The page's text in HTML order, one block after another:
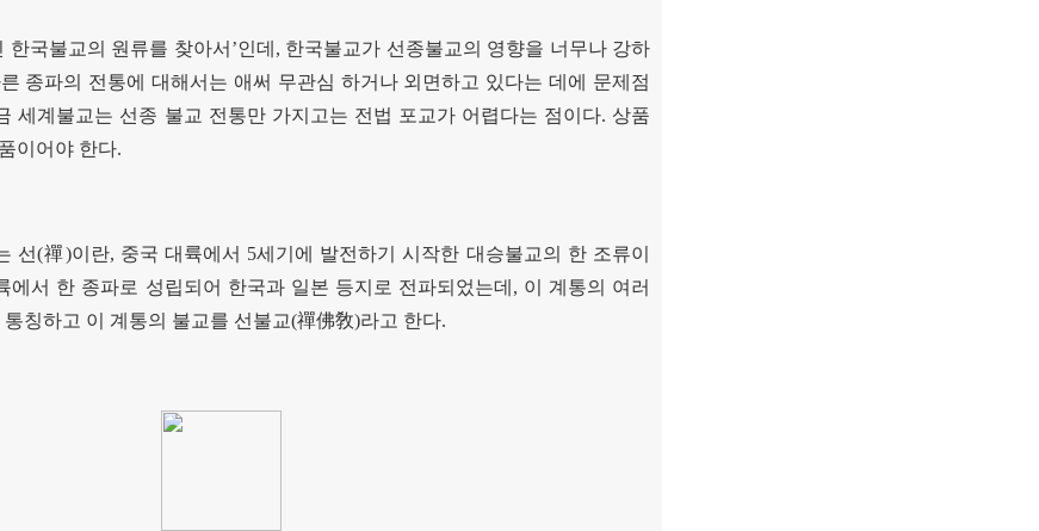
한국불교의 원류를 찾아서 ’인데 , 한국불교가 선종불교의 영향을 너무나 강하
종파의 전통에 대해서는 애써 무관심 하거나 외면하고 있다는 데에 문제점
세계불교는 선종 불교 전통만 가지고는 전법 포교가 어렵다는 점이다. 상품
이어야 한다.
선(禪)이란, 중국 대륙에서 5세기에 발전하기 시작한 대승불교의 한 조류이
에서 한 종파로 성립되어 한국과 일본 등지로 전파되었는데 , 이 계통의 여러
통칭하고 이 계통의 불교를 선불교(禪佛敎)라고 한다.